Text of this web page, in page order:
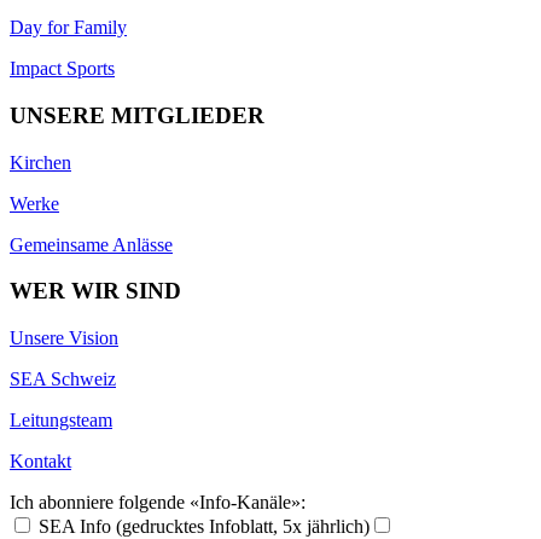
Day for Family
Impact Sports
UNSERE MITGLIEDER
Kirchen
Werke
Gemeinsame Anlässe
WER WIR SIND
Unsere Vision
SEA Schweiz
Leitungsteam
Kontakt
Ich abonniere folgende «Info-Kanäle»:
SEA Info (gedrucktes Infoblatt, 5x jährlich)